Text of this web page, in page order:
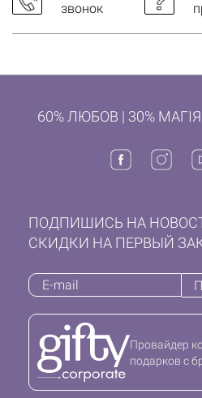
звонок
60% ЛЮБОВ | 30%
ПОДПИШИСЬ НА
СКИДКИ НА ПЕРВЫЙ
Провайдер
подарков с